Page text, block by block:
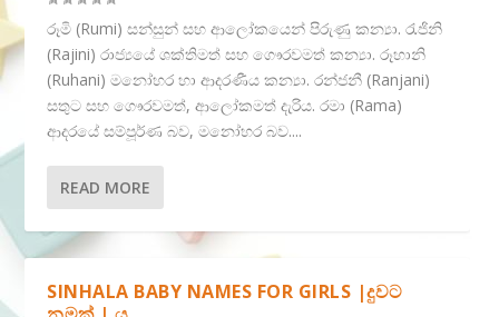
රූමි (Rumi) සන්සුන් සහ ආලෝකයෙන් පිරුණු කන්‍යා. රැජිනි
(Rajini) රාජ්‍යයේ ශක්තිමත් සහ ගෞරවමත් කන්‍යා. රූහානි
(Ruhani) මනෝහර හා ආදරණීය කන්‍යා. රන්ජනී (Ranjani)
සතුට සහ ගෞරවමත්, ආලෝකමත් දැරිය. රමා (Rama)
ආදරයේ සම්පූර්ණ බව, මනෝහර බව....
READ MORE
SINHALA BABY NAMES FOR GIRLS |දුවට